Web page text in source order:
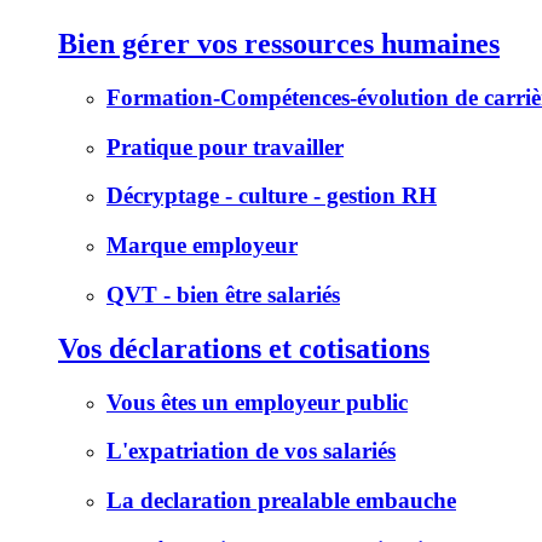
Bien gérer vos ressources humaines
Formation-Compétences-évolution de
Pratique pour travailler
Décryptage - culture - gestion RH
Marque employeur
QVT - bien être salariés
Vos déclarations et cotisations
Vous êtes un employeur public
L'expatriation de vos salariés
La declaration prealable embauche